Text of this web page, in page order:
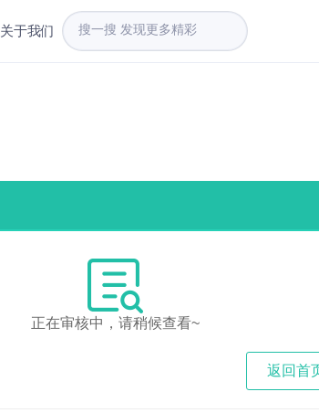
关于我们
正在审核中，请稍候查看~
返回首